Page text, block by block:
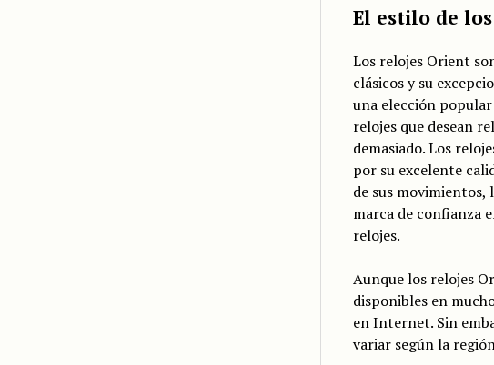
El estilo de
Los relojes Orient
clásicos y su
una elección
relojes que desean
demasiado. Los
por su excelente
de sus movimientos,
marca de confianza
relojes.
Aunque los relojes
disponibles en
en Internet. Sin
variar según la